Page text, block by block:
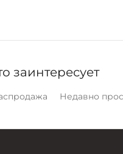
заинтересует
Недавно